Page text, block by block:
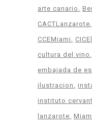
arte canario
CACTLanzarote
CCEMiami
cultura del vino
embajada de
ilustracion
instituto
lanzarote